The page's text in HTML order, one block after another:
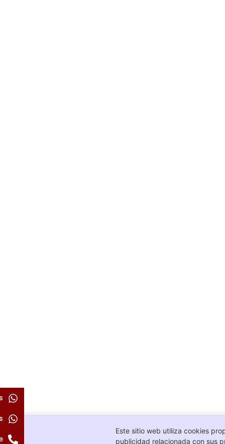
Este sitio web utiliza cookies
publicidad relacionada con sus